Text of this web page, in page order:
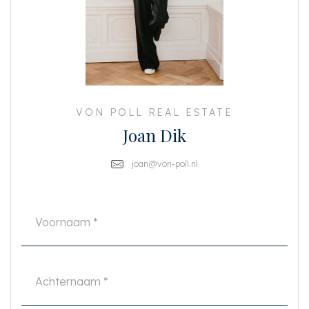
is actief en heeft een gezonde MJOP die jaarlijks wordt geüpdatet. In 2017
is de gehele achterzijde van het pand en in 2021 de gehele voorzijde
geschilderd. Ook is de gehele dakbedekking in 2019 compleet vernieuwd
BIJZONDERHEDEN
- Twee dakterrassen en een balkon op het Westen
- In 2010 volledig voorzien van hoogwaardige hardhouten kozijnen met
- Actieve VVE wordt professioneel beheerd
- Voorzijde volledig geschilderd in 2021
- Dakbedekking volledig vernieuwd in 2019
Onzerzijds wordt echter geen enkele aansprakelijkheid aanvaard voor
VON POLL REAL ESTATE
Joan Dik
joan@von-poll.nl